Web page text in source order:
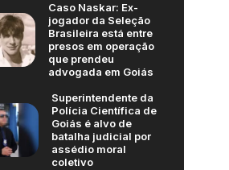
Caso Naskar: Ex-
jogador da Seleção
Brasileira está entre
presos em operação
que prendeu
advogada em Goiás
Superintendente da
Polícia Científica de
Goiás é alvo de
batalha judicial por
assédio moral
coletivo